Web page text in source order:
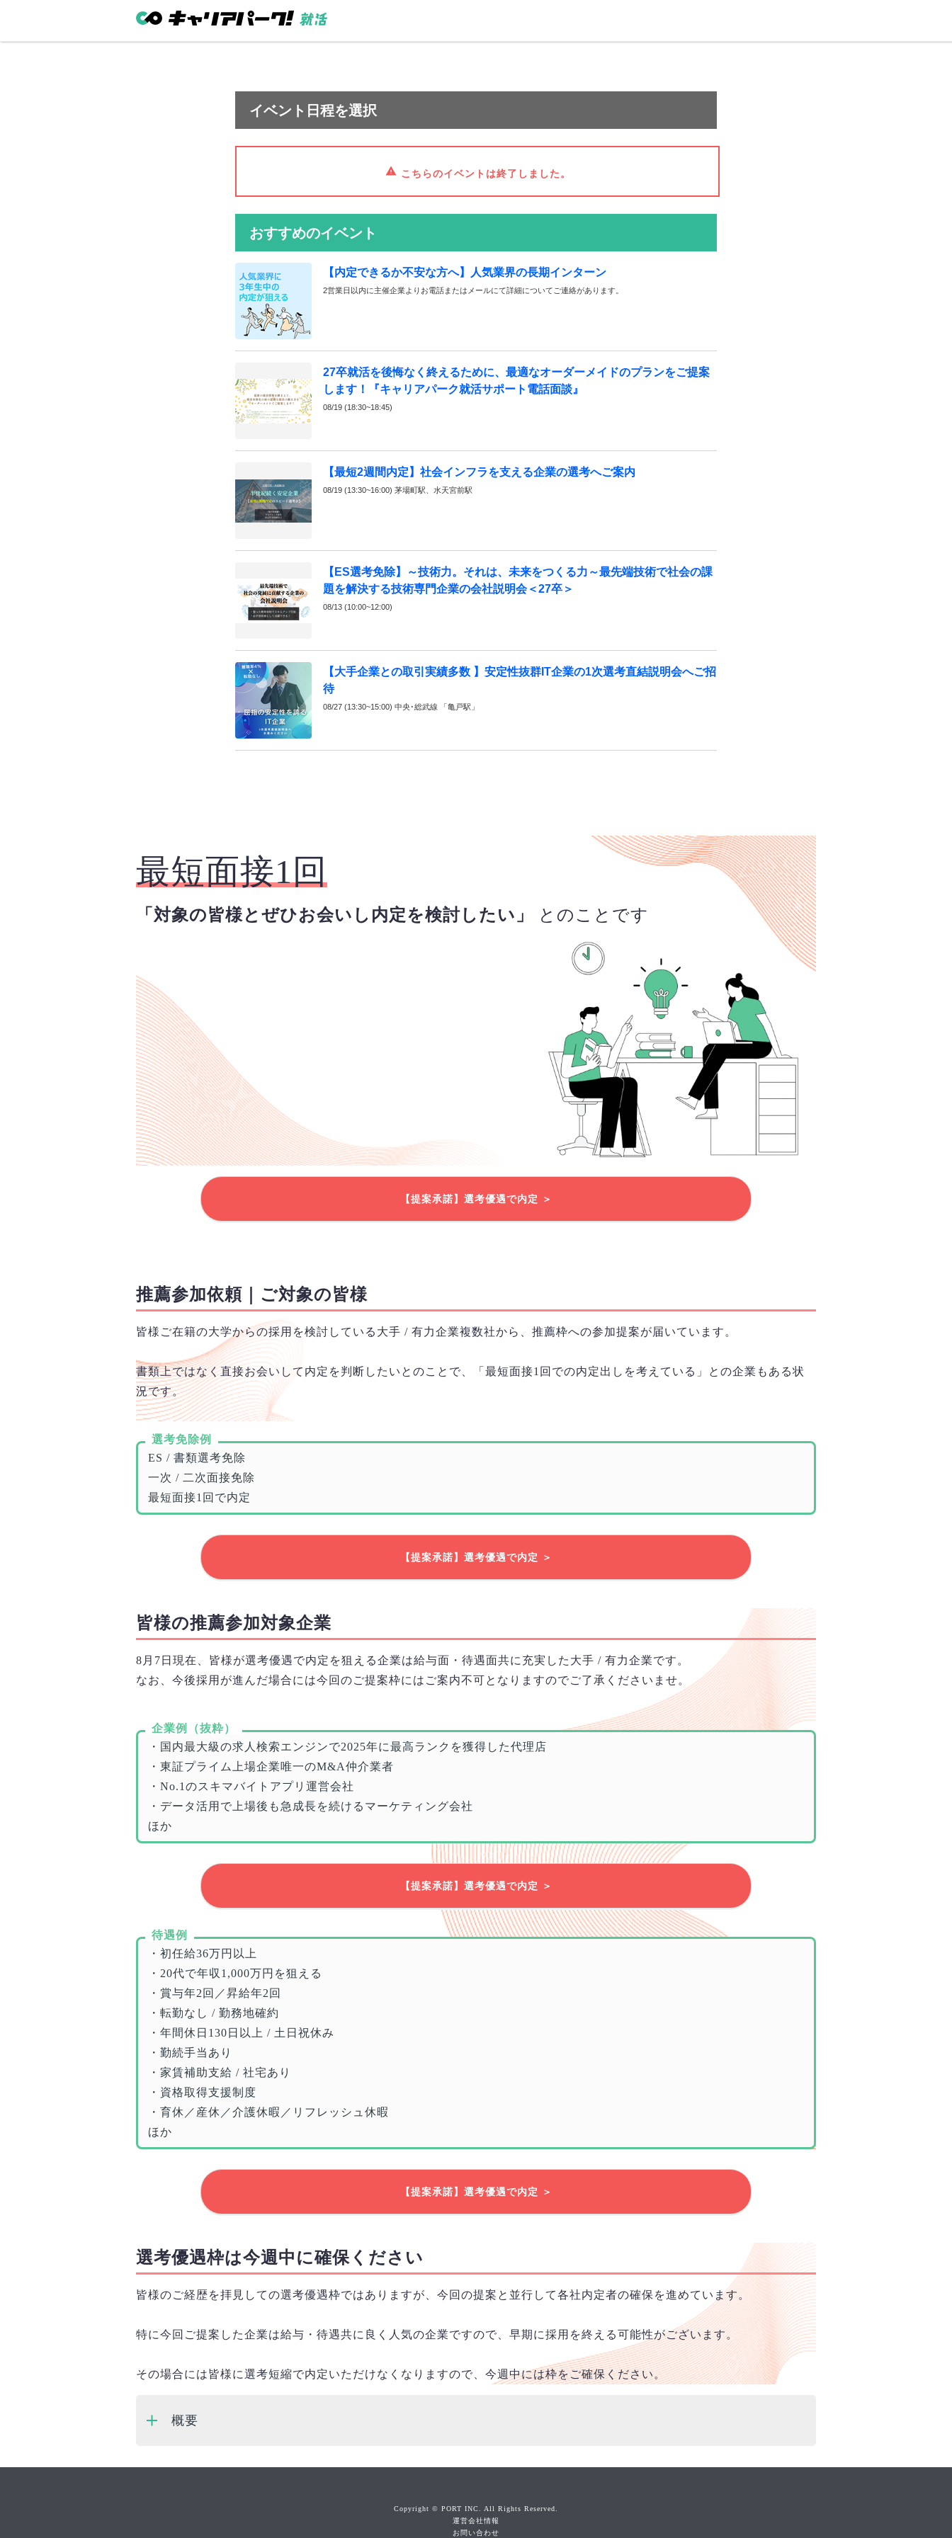
イベント日程を選択
こちらのイベントは終了しました。
おすすめのイベント
【内定できるか不安な方へ】人気業界の長期インターン
2営業日以内に主催企業よりお電話またはメールにて詳細についてご連絡があります。
27卒就活を後悔なく終えるために、最適なオーダーメイドのプランをご提案
します！『キャリアパーク就活サポート電話面談』
08/19 (18:30~18:45)
【最短2週間内定】社会インフラを支える企業の選考へご案内
08/19 (13:30~16:00) 茅場町駅、水天宮前駅
【ES選考免除】～技術力。それは、未来をつくる力～最先端技術で社会の課
題を解決する技術専門企業の会社説明会＜27卒＞
08/13 (10:00~12:00)
【大手企業との取引実績多数 】安定性抜群IT企業の1次選考直結説明会へご招
待
08/27 (13:30~15:00) 中央･総武線 「亀戸駅」
最短面接1回
「対象の皆様とぜひお会いし内定を検討したい」 とのことです
【提案承諾】選考優遇で内定 ＞
推薦参加依頼｜ご対象の皆様
皆様ご在籍の大学からの採用を検討している大手 / 有力企業複数社から、推薦枠への参加提案が届いています。
書類上ではなく直接お会いして内定を判断したいとのことで、「最短面接1回での内定出しを考えている」との企業もある状
況です。
選考免除例
ES / 書類選考免除
一次 / 二次面接免除
最短面接1回で内定
【提案承諾】選考優遇で内定 ＞
皆様の推薦参加対象企業
8月7日 現在、皆様が選考優遇で内定を狙える企業は給与面・待遇面共に充実した大手 / 有力企業です。
なお、今後採用が進んだ場合には今回のご提案枠にはご案内不可となりますのでご了承くださいませ。
企業例（抜粋）
・国内最大級の求人検索エンジンで2025年に最高ランクを獲得した代理店
・東証プライム上場企業唯一のM&A仲介業者
・No.1のスキマバイトアプリ運営会社
・データ活用で上場後も急成長を続けるマーケティング会社
ほか
【提案承諾】選考優遇で内定 ＞
待遇例
・初任給36万円以上
・20代で年収1,000万円を狙える
・賞与年2回／昇給年2回
・転勤なし / 勤務地確約
・年間休日130日以上 / 土日祝休み
・勤続手当あり
・家賃補助支給 / 社宅あり
・資格取得支援制度
・育休／産休／介護休暇／リフレッシュ休暇
ほか
【提案承諾】選考優遇で内定 ＞
選考優遇枠は今週中に確保ください
皆様のご経歴を拝見しての選考優遇枠ではありますが、今回の提案と並行して各社内定者の確保を進めています。
特に今回ご提案した企業は給与・待遇共に良く人気の企業ですので、早期に採用を終える可能性がございます。
その場合には皆様に選考短縮で内定いただけなくなりますので、今週中には枠をご確保ください。
概要
Copyright © PORT INC. All Rights Reserved.
運営会社情報
お問い合わせ